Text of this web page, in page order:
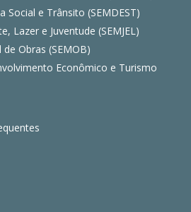
Social e Trânsito (SEMDEST)
Lazer e Juventude (SEMJEL)
Obras (SEMOB)
Econômico e Turismo